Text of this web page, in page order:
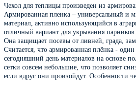
Чехол для теплицы произведен из
Армированная пленка – универсальный и
материал, активно использующийся в
отличный вариант для укрывания парников
Она защищает посевы от ливней, града,
Считается, что армированная плёнка -
сегодняшний день материалов на основе
сетки совсем небольшие, что позволяет
если вдруг они произойдут. Особенности